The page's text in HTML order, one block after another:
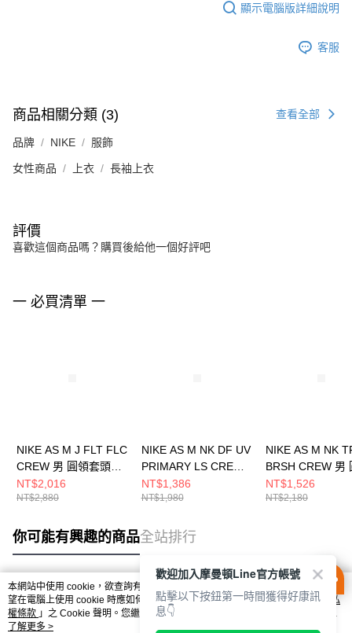
顯示電腦版詳細說明
客服
商品相關分類 (3) 查看全部
品牌 NIKE 服飾
女性商品 上衣 長袖上衣
評價
喜歡這個商品嗎？購買後給他一個好評吧
一 必買清單 一
NIKE AS M J FLT FLC
CREW 男 圓領套頭衫
FV7260010
NT$2,016
NT$2,880
NIKE AS M NK DF UV
PRIMARY LS CREW
男 圓領套頭衫
FZ0972251
NT$1,386
NT$1,980
NIKE AS M NK
BRSH CREW 男
套頭衫
NT$1,526
NT$2,180
你可能有興趣的商品全站排行
熱門標籤
本網站中使用 cookie，欲查詢有關本網站使用 cookie 方式之詳情，及若您不希
望在電腦上使用 cookie 時應如何變更電腦的 cookie 設定，請參閱本網站「
隱私
權條款 」之 Cookie 聲明。您繼續使用本網站即表示您同意本公司得按本網站使
用條款之 Cookie 聲明使用 cookie。
了解更多 >
歡迎加入摩曼頓Line官方帳號
點擊以下按鈕第一時間獲得好康訊
息👇